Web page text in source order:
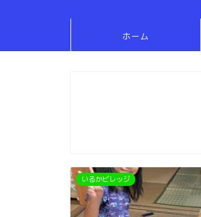
ホーム
いるかビレッジ